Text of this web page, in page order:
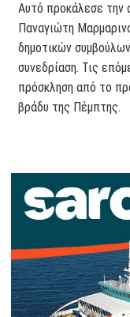
Αυτό προκάλεσε την
Παναγιώτη
δημοτικών
συνεδρίαση. Τις
πρόσκληση από το
βράδυ της Πέμπτης.